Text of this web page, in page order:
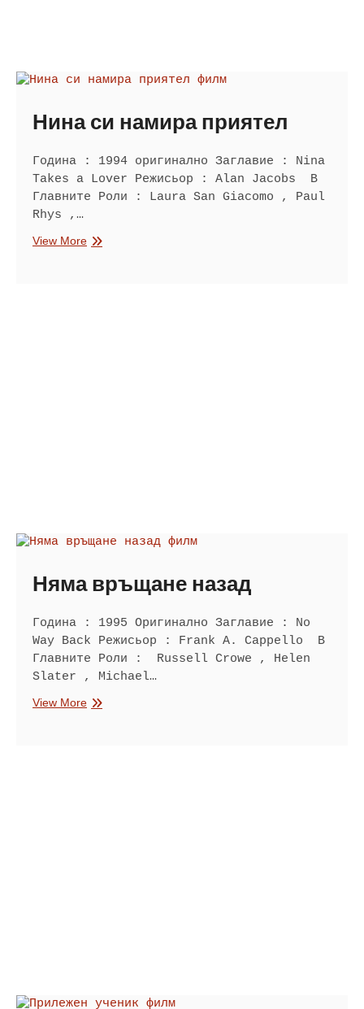
Нина си намира приятел
Година : 1994 оригинално Заглавие : Nina
Takes a Lover Режисьор : Alan Jacobs В
Главните Роли : Laura San Giacomo , Paul
Rhys ,…
View MoreНина
Няма връщане назад
Година : 1995 Оригинално Заглавие : No
Way Back Режисьор : Frank A. Cappello В
Главните Роли : Russell Crowe , Helen
Slater , Michael…
View MoreНяма